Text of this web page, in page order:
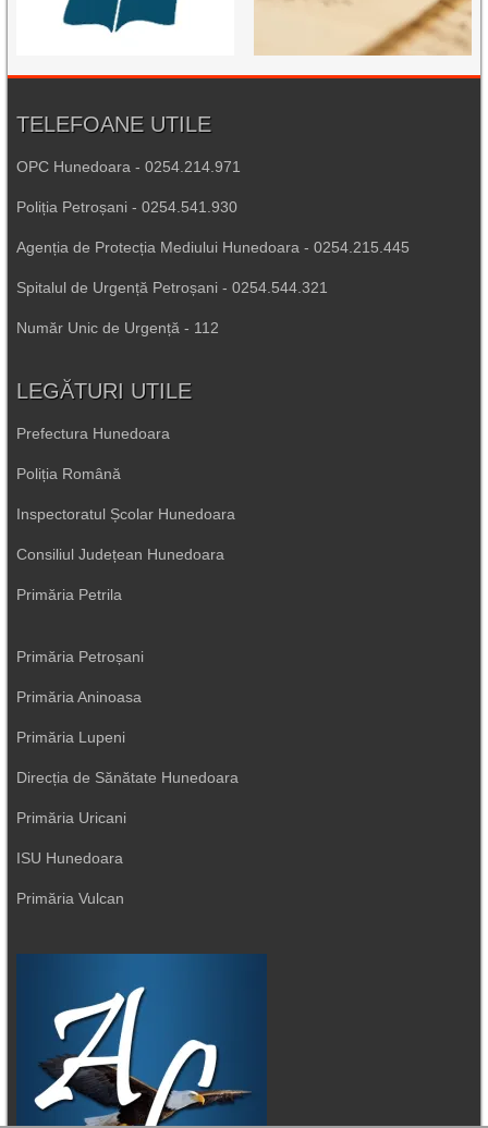
TELEFOANE UTILE
OPC Hunedoara - 0254.214.971
Poliția Petroșani - 0254.541.930
Agenția de Protecția Mediului Hunedoara - 0254.215.445
Spitalul de Urgență Petroșani - 0254.544.321
Număr Unic de Urgență - 112
LEGĂTURI UTILE
Prefectura Hunedoara
Poliția Română
Inspectoratul Școlar Hunedoara
Consiliul Județean Hunedoara
Primăria Petrila
Primăria Petroșani
Primăria Aninoasa
Primăria Lupeni
Direcția de Sănătate Hunedoara
Primăria Uricani
ISU Hunedoara
Primăria Vulcan